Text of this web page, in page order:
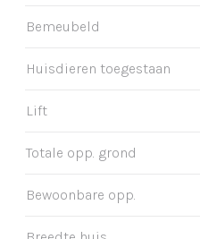
Bemeubeld
Huisdieren toegestaan
Lift
Totale opp. grond
Bewoonbare opp.